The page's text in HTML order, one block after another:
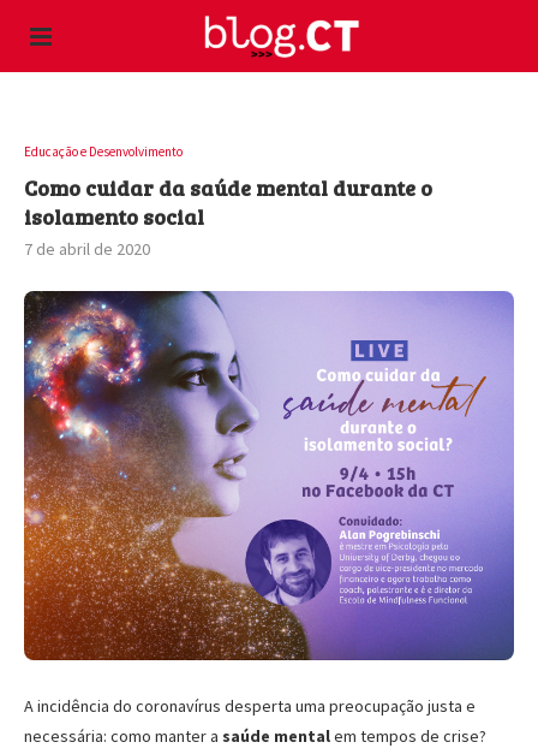
Educação e Desenvolvimento
Como cuidar da saúde mental durante o
isolamento social
7 de abril de 2020
A incidência do coronavírus desperta uma preocupação justa e
necessária: como manter a saúde mentalem tempos de crise?